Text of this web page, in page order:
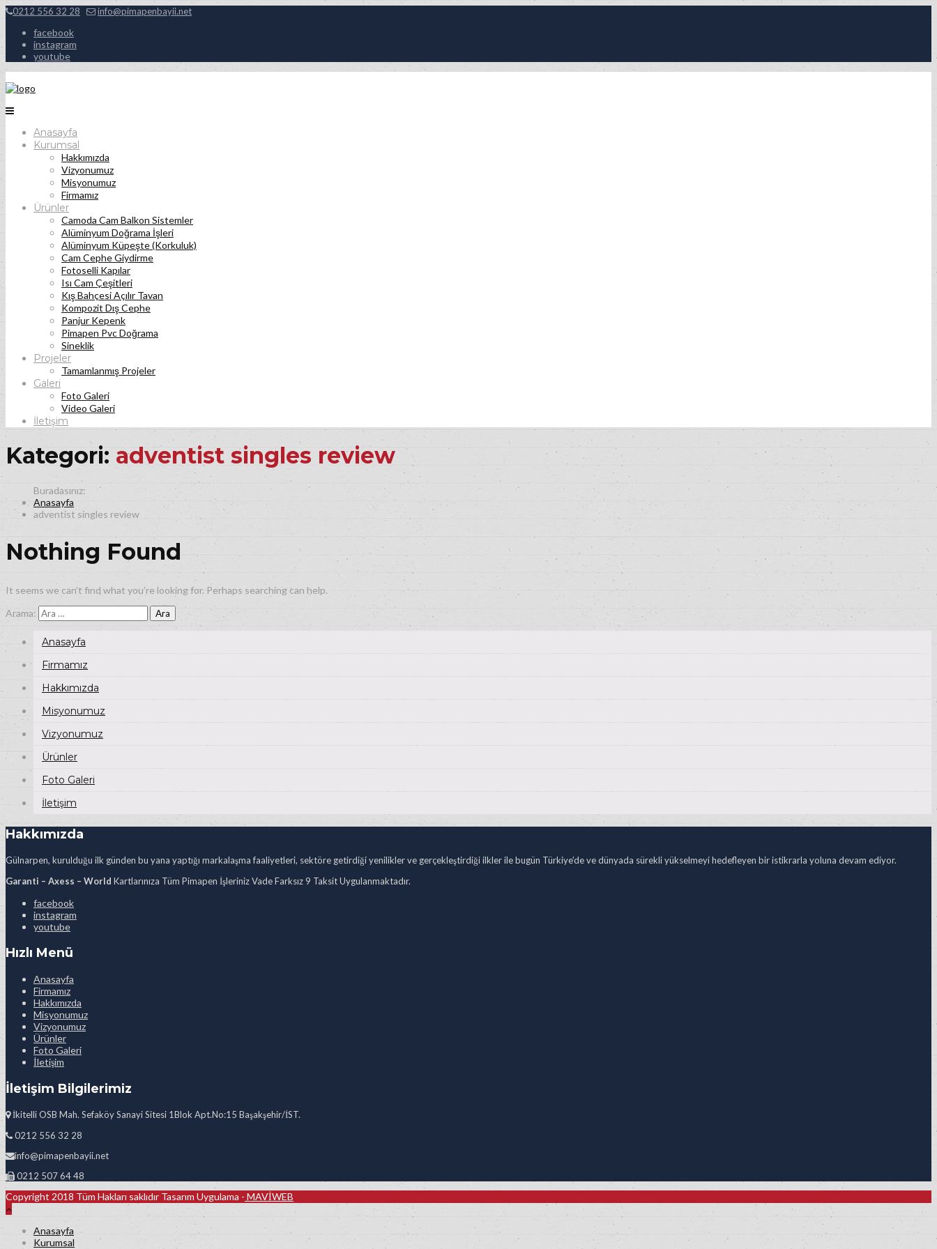
0212 556 32 28 info@pimapenbayii.net
facebook
instagram
youtube
Anasayfa
Kurumsal
Hakkımızda
Vizyonumuz
Misyonumuz
Firmamız
Ürünler
Camoda Cam Balkon Sistemler
Alüminyum Doğrama İşleri
Alüminyum Küpeşte (Korkuluk)
Cam Cephe Giydirme
Fotoselli Kapılar
Isı Cam Çeşitleri
Kış Bahçesi Açılır Tavan
Kompozit Dış Cephe
Panjur Kepenk
Pimapen Pvc Doğrama
Sineklik
Projeler
Tamamlanmış Projeler
Galeri
Foto Galeri
Video Galeri
İletişim
Kategori: adventist singles review
Anasayfa
adventist singles review
Nothing Found
It seems we can’t find what you’re looking for. Perhaps searching can help.
Arama:
Anasayfa
Firmamız
Hakkımızda
Misyonumuz
Vizyonumuz
Ürünler
Foto Galeri
İletişim
Hakkımızda
Gülnarpen, kurulduğu ilk günden bu yana yaptığı markalaşma faaliyetleri, sektöre getirdiği yenilikler ve gerçekleştirdiği ilkler ile bugün Türkiye’de ve dünyada sürekli yükselmeyi hedefleyen bir istikrarla yoluna devam ediyor.
Garanti – Axess – World Kartlarınıza Tüm Pimapen İşleriniz Vade Farksız 9 Taksit Uygulanmaktadır.
facebook
instagram
youtube
Hızlı Menü
Anasayfa
Firmamız
Hakkımızda
Misyonumuz
Vizyonumuz
Ürünler
Foto Galeri
İletişim
İletişim Bilgilerimiz
İkitelli OSB Mah. Sefaköy Sanayi Sitesi 1Blok Apt.No:15 Başakşehir/İST.
0212 556 32 28
info@pimapenbayii.net
0212 507 64 48
Copyright 2018 Tüm Hakları saklıdır Tasarım Uygulama - MAVİWEB
Anasayfa
Kurumsal